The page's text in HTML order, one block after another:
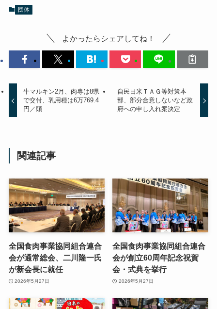
団体
よかったらシェアしてね！
牛マルキン2月、肉専は8県
で交付、乳用種は6万769.4
円／頭
自民日米ＴＡＧ等対策本
部、部分合意しないなど政
府への申し入れ案決定
関連記事
全国食肉事業協同組合連合
会が通常総会、二川隆一氏
が新会長に就任
2026年5月27日
全国食肉事業協同組合連合
会が創立60周年記念祝賀
会・式典を挙行
2026年5月27日